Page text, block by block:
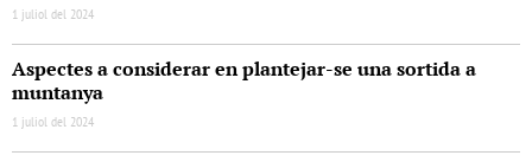
1 juliol del 2024
Aspectes a considerar en plantejar-se una sortida a
muntanya
1 juliol del 2024